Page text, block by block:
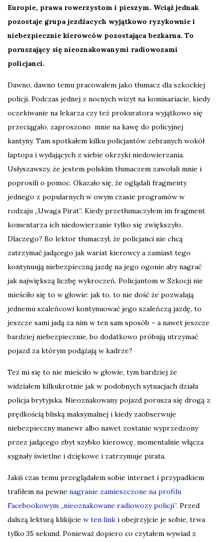
Europie, prawa rowerzystom i pieszym. Wciąż jednak
pozostaje grupa jezdżacych wyjątkowo ryzykownie i
niebezpiecznie kierowców pozostająca bezkarna. To
poruszający się nieoznakowanymi radiowozami
policjanci.
Dawno, dawno temu pracowałem jako tłumacz dla szkockiej
policji. Podczas jednej z nocnych wizyt na komisariacie, kiedy
oczekiwanie na lekarza czy też prokuratora wyjątkowo się
przeciągało, zaproszono mnie na kawę do policyjnej
kantyny. Tam spotkałem kilku policjantów zebranych wokół
laptopa i wydających z siebie okrzyki niedowierzania.
Usłyszawszy, że jestem polskim tłumaczem zawołali mnie i
poprosili o pomoc. Okazało się, że oglądali fragmenty
jednego z popularnych w owym czasie programów w
rodzaju „Uwaga Pirat”. Kiedy przetłumaczyłem im fragment
komentarza ich niedowierzanie tylko się zwiększyło.
Dlaczego? Bo lektor tłumaczył, że policjanci nie chcą
zatrzymać jadącego jak wariat kierowcy a zamiast tego
kontynuują niebezpieczną jazdę na jego ogonie aby nagrać
jak największą liczbę wykroczeń. Policjantom w Szkocji nie
mieściło się to w głowie: jak to, to nie dość że pozwalają
jednemu szaleńcowi kontynuować jego szaleńczą jazdę, to
jeszcze sami jadą za nim w ten sam sposób – a nawet jeszcze
bardziej niebezpiecznie, bo dodatkowo próbują utrzymać
pojazd za którym podążają w kadrze?
Też mi się to nie mieściło w głowie, tym bardziej że
widziałem kilkukrotnie jak w podobnych sytuacjach działa
policja brytyjska. Nieoznakowany pojazd porusza się drogą z
prędkością bliską maksymalnej i kiedy zaobserwuje
niebezpieczny manewr albo nawet zostanie wyprzedzony
przez jadącego zbyt szybko kierowcę, momentalnie włącza
sygnały świetlne i dziękowe i zatrzymuje pirata.
Jakiś czas temu przeglądałem sobie internet i przypadkiem
trafiłem na pewne nagranie zamieszczone na profilu
Facebookowym „nieoznakowane radiowozy policji”. Przed
dalszą lekturą klikijcie w ten link i obejrzyjcie je sobie, trwa
tylko 35 sekund. Ponieważ dopiero co czytałem wywiad z